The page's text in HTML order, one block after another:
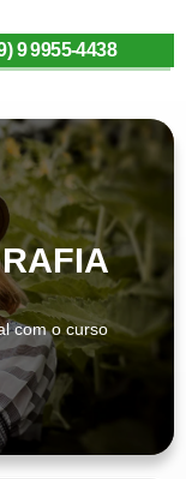
9 9955-4438
com o curso